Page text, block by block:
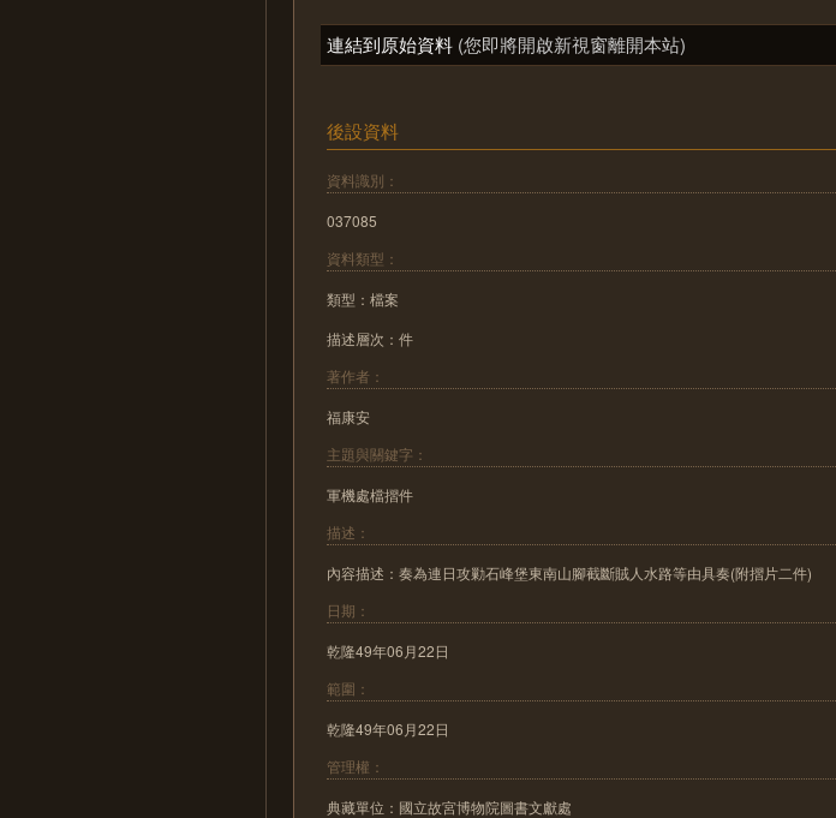
連結到原始資料 (您即將開啟新視窗離開本站)
後設資料
資料識別：
037085
資料類型：
類型：檔案
描述層次：件
著作者：
福康安
主題與關鍵字：
軍機處檔摺件
描述：
內容描述：奏為連日攻勦石峰堡東南山腳截斷賊人水路等由具奏(附摺片二件)
日期：
乾隆49年06月22日
範圍：
乾隆49年06月22日
管理權：
典藏單位：國立故宮博物院圖書文獻處